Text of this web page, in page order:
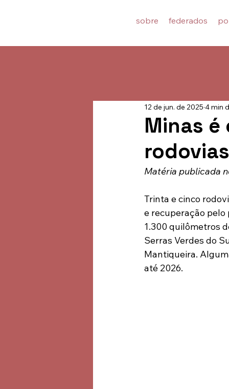
sobre federados
Minas
12 de jun. de 2025 4 min
Matéria publicada
Trinta e cinco
e recuperação pelo
1.300 quilômetros
Serras Verdes do
Mantiqueira.
até 2026.